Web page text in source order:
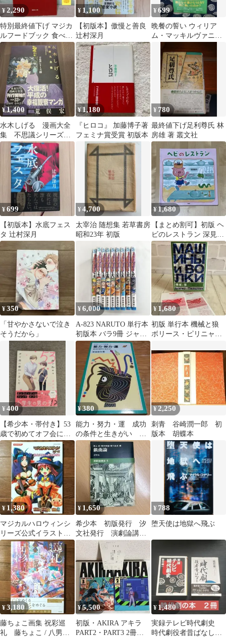
¥2,290
特別最終値下げ マジカ
ルフードブック 食べ物
の魔法事典 スコット・
カニンガム
¥ 1,100
【初版本】傲慢と善良
辻村深月
¥699
晩餐の誓い ウィリア
ム・マッキルヴァニー
¥1,400
水木しげる 漫画大全
集 不思議シリーズ
〔全〕
¥1,180
『ヒロコ』 加藤博子著
フェミナ賞受賞 初版本
¥ 780
最終値下げ足利尊氏 林
房雄 著 叢文社
¥699
【初版本】水底フェス
タ 辻村深月
¥4,700
太宰治 随想集 若草書房
昭和23年 初版
¥ 1,680
【まとめ割可】初版 ヘ
ビのレストラン 深見春
夫 絵本
¥350
「甘やかさないで泣き
そうだから」
¥6,000
A-823 NARUTO 単行本
初版本 バラ9冊 ジャン
プコミックス
¥ 1,680
初版 単行本 機械と狼
ボリース・ピリニャー
¥400
【希少本・帯付き】53
歳で初めてオフ会に参
加しました 直正也 漫画
¥380
能力・努力・運 成功
の条件と生きがい 宮
城音弥
¥2,250
刺青 谷崎潤一郎 初
版本 胡蝶本
¥ 1,380
マジカルハロウィンシ
リーズ公式イラスト&
設定資料集 マジカル
ハロウィン
¥ 1,650
希少本 初版発行 汐
文社発行 演劇論講座5
戯曲論 津上忠 菅井
幸雄 香川良成
¥ 788
堕天使は地獄へ飛ぶ
¥3,180
藤ちょこ画集 祝彩巡
礼 藤ちょこ / 八男っ
¥5,500
初版・AKIRA アキラ
PART2・PART3 2冊セ
¥ 1,480
実録テレビ時代劇史
時代劇役者昔ばなし